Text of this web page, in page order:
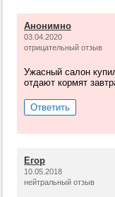
Анонимно
03.04.2020
отрицательный отзыв
Ужасный салон
отдают кормят
Ответить
Егор
10.05.2018
нейтральный отзыв